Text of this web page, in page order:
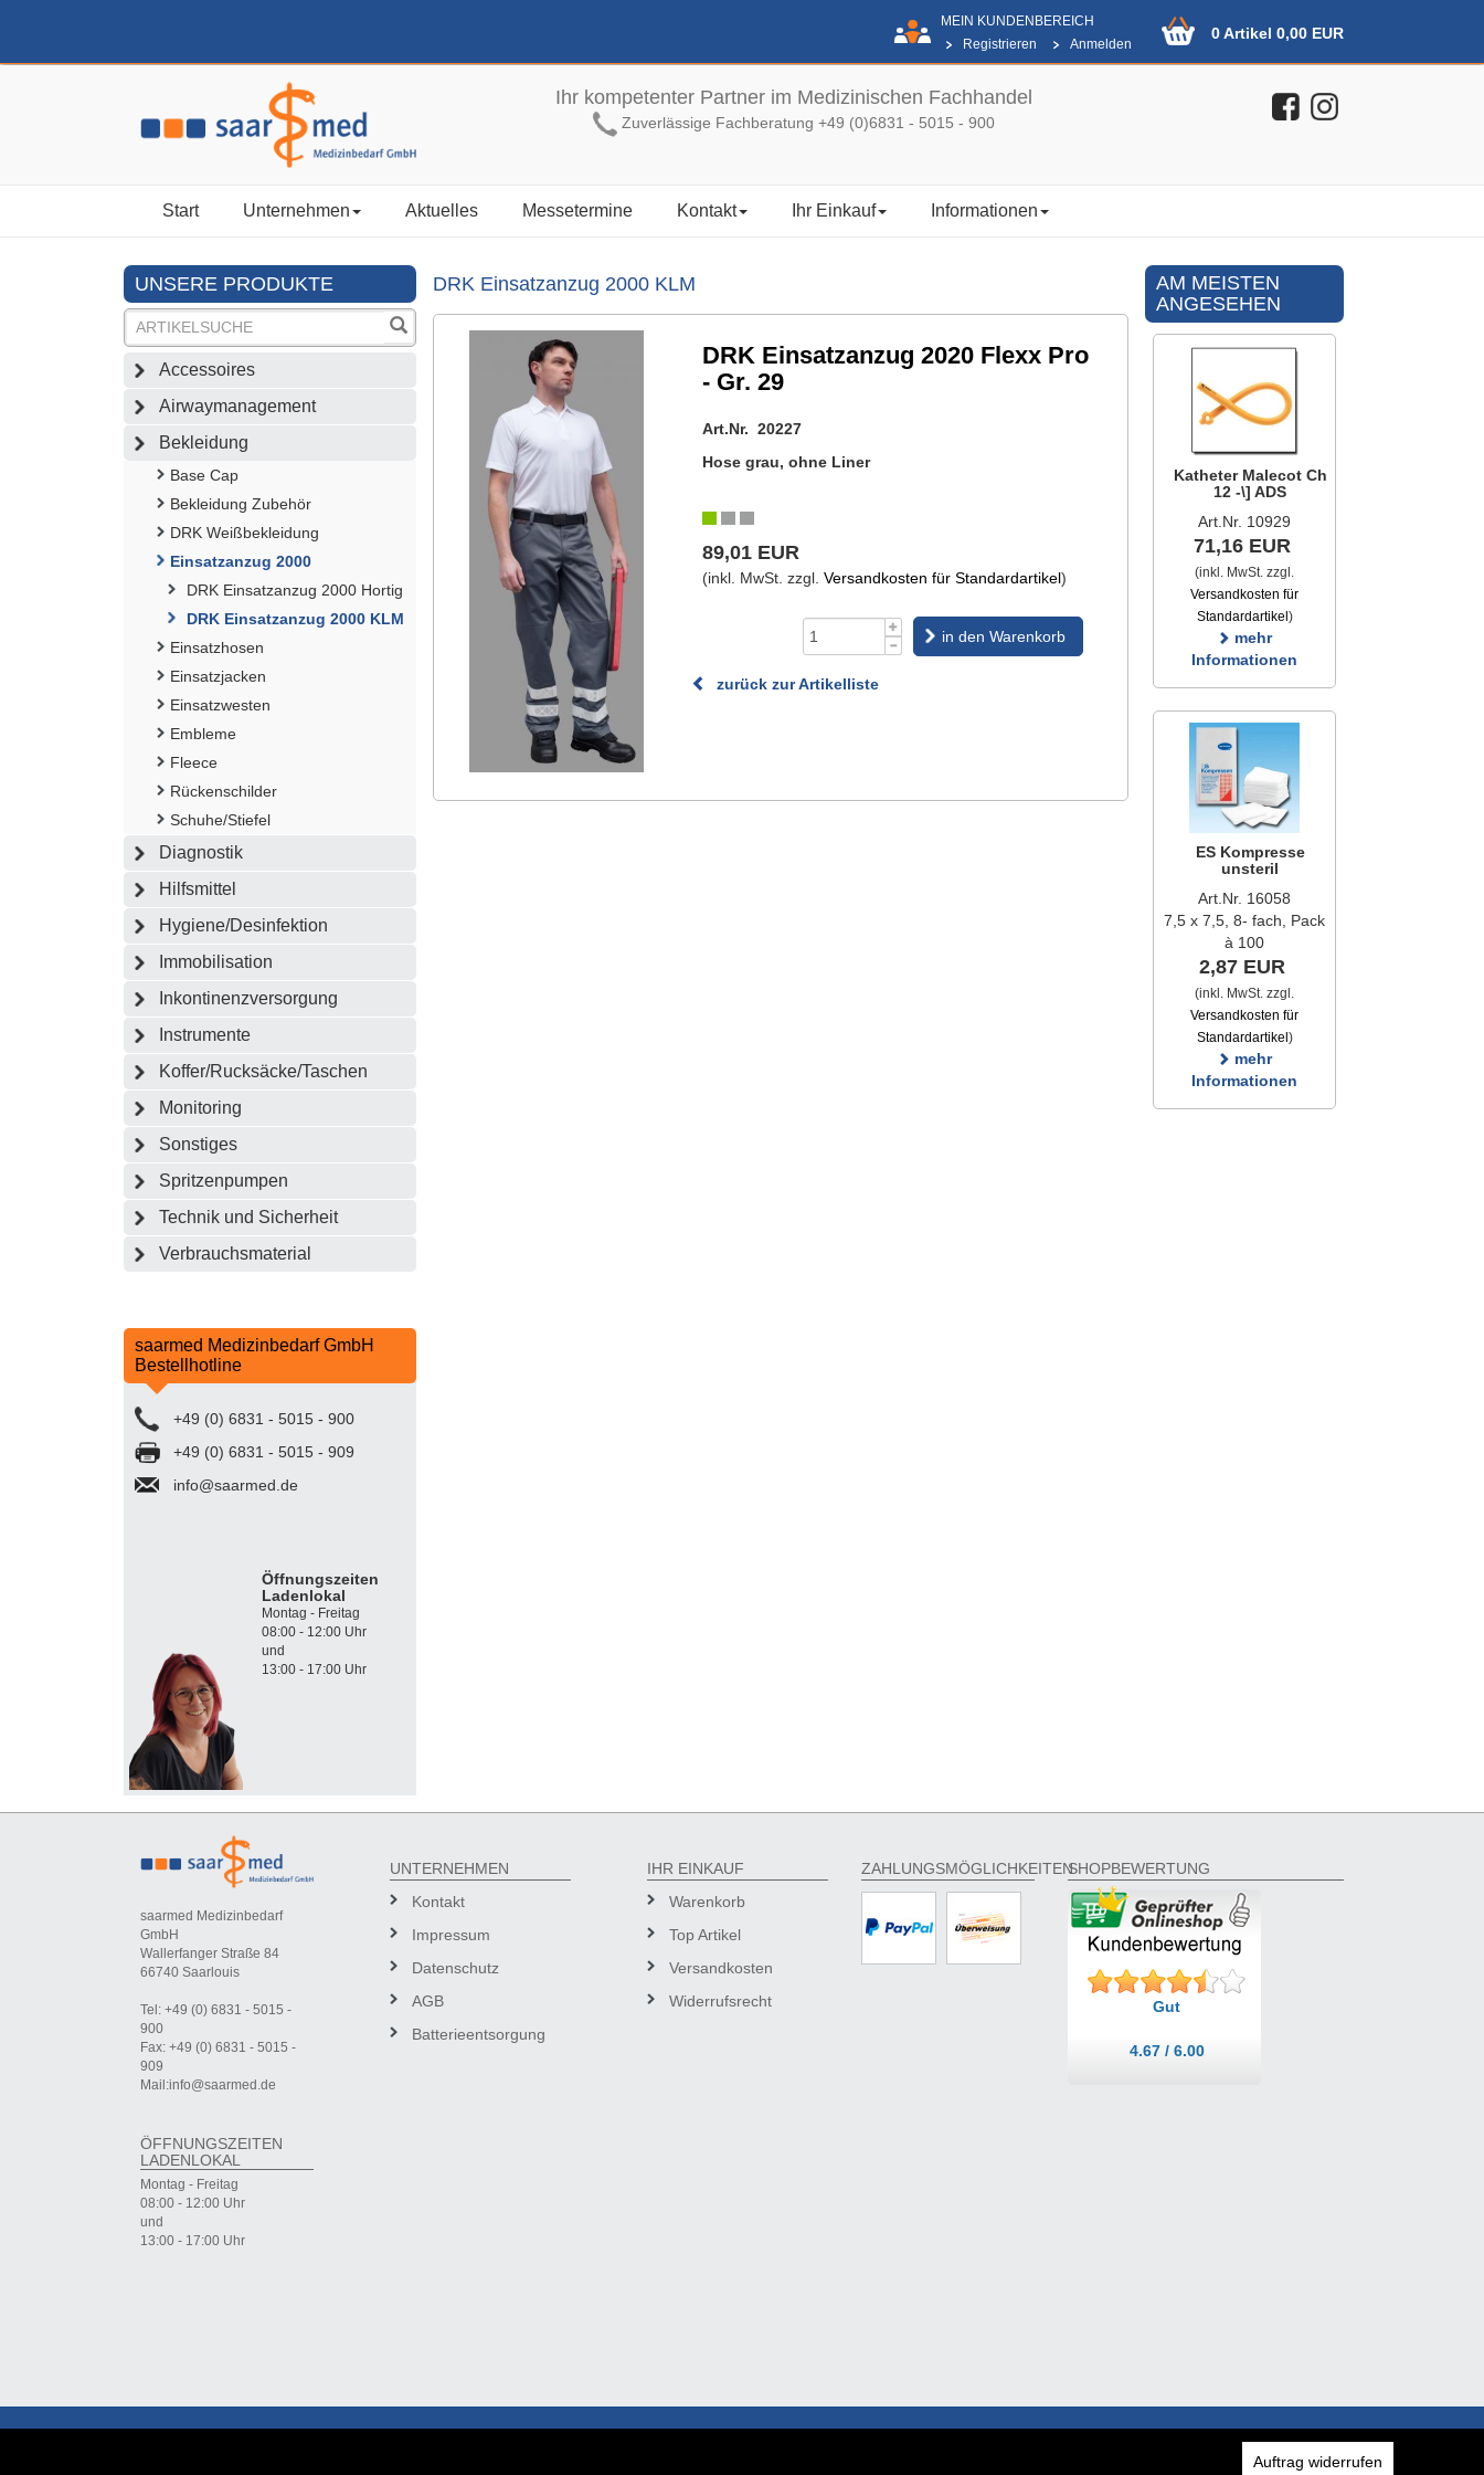
MEIN KUNDENBEREICH
Registrieren
Anmelden
0 Artikel 0,00 EUR
Ihr kompetenter Partner im Medizinischen Fachhandel
Zuverlässige Fachberatung +49 (0)6831 - 5015 - 900
Start Unternehmen Aktuelles Messetermine Kontakt Ihr Einkauf Informationen
UNSERE PRODUKTE
Accessoires
Airwaymanagement
Bekleidung
Base Cap
Bekleidung Zubehör
DRK Weißbekleidung
Einsatzanzug 2000
DRK Einsatzanzug 2000 Hortig
DRK Einsatzanzug 2000 KLM
Einsatzhosen
Einsatzjacken
Einsatzwesten
Embleme
Fleece
Rückenschilder
Schuhe/Stiefel
Diagnostik
Hilfsmittel
Hygiene/Desinfektion
Immobilisation
Inkontinenzversorgung
Instrumente
Koffer/Rucksäcke/Taschen
Monitoring
Sonstiges
Spritzenpumpen
Technik und Sicherheit
Verbrauchsmaterial
saarmed Medizinbedarf GmbH
Bestellhotline
+49 (0) 6831 - 5015 - 900
+49 (0) 6831 - 5015 - 909
info@saarmed.de
Öffnungszeiten
Ladenlokal
Montag - Freitag
08:00 - 12:00 Uhr
und
13:00 - 17:00 Uhr
DRK Einsatzanzug 2000 KLM
DRK Einsatzanzug 2020 Flexx Pro
- Gr. 29
Art.Nr. 20227
Hose grau, ohne Liner
89,01 EUR
(inkl. MwSt. zzgl. Versandkosten für Standardartikel)
in den Warenkorb
zurück zur Artikelliste
AM MEISTEN
ANGESEHEN
Katheter Malecot Ch
12 -\] ADS
Art.Nr. 10929
71,16 EUR
(inkl. MwSt. zzgl.
Versandkosten für
Standardartikel )
mehr
Informationen
ES Kompresse
unsteril
Art.Nr. 16058
7,5 x 7,5, 8- fach, Pack
à 100
2,87 EUR
(inkl. MwSt. zzgl.
Versandkosten für
Standardartikel )
mehr
Informationen
saarmed Medizinbedarf
GmbH
Wallerfanger Straße 84
66740 Saarlouis
Tel: +49 (0) 6831 - 5015 -
900
Fax: +49 (0) 6831 - 5015 -
909
Mail:info@saarmed.de
ÖFFNUNGSZEITEN
LADENLOKAL
Montag - Freitag
08:00 - 12:00 Uhr
und
13:00 - 17:00 Uhr
UNTERNEHMEN
Kontakt
Impressum
Datenschutz
AGB
Batterieentsorgung
IHR EINKAUF
Warenkorb
Top Artikel
Versandkosten
Widerrufsrecht
ZAHLUNGSMÖGLICHKEITENSHOPBEWERTUNG
Gut
4.67 / 6.00
Auftrag widerrufen